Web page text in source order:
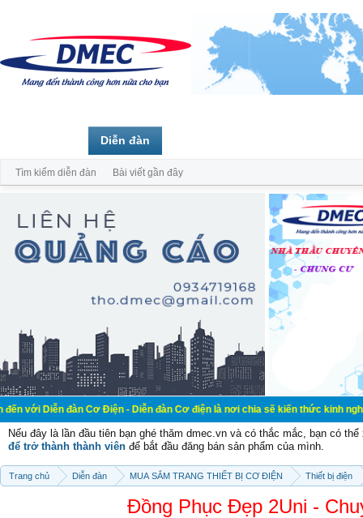
đàn Cơ Điện - Diễn đàn Cơ điện là nơi chia sẽ kiến thức kinh nghiệm
Nếu đây là lần đầu tiên bạn ghé thăm dmec.vn và có thắc mắc, bạn có
để trở thành thành viên để bắt đầu đăng bán sản phẩm của mình.
Trang chủ Diễn đàn MUA SẮM TRANG THIẾT BỊ CƠ ĐIỆN Thiết bị điện
Đồng Phục Đẹp 2Uni -
Diễn đàn
Tìm kiếm diễn đàn Bài viết gần đây